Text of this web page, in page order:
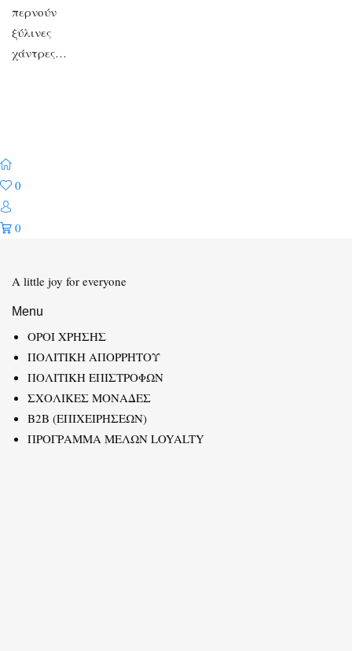
περνούν
ξύλινες
χάντρες…
0
0
A little joy for everyone
Menu
ΟΡΟΙ ΧΡΗΣΗΣ
ΠΟΛΙΤΙΚΗ ΑΠΟΡΡΗΤΟΥ
ΠΟΛΙΤΙΚΗ ΕΠΙΣΤΡΟΦΩΝ
ΣΧΟΛΙΚΕΣ ΜΟΝΑΔΕΣ
B2B (ΕΠΙΧΕΙΡΗΣΕΩΝ)
ΠΡΟΓΡΑΜΜΑ ΜΕΛΩΝ LOYALTY